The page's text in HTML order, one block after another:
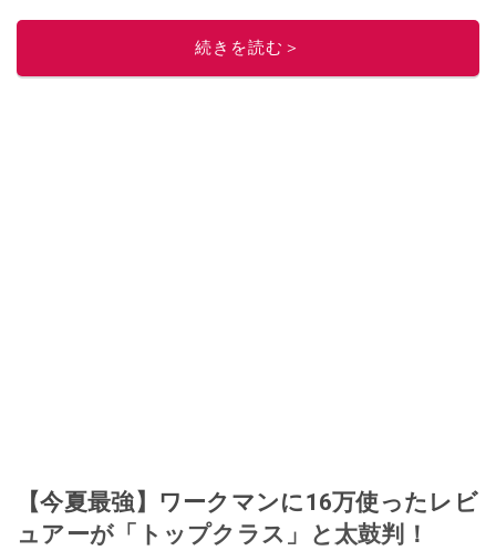
続きを読む＞
【今夏最強】ワークマンに16万使ったレビ
ュアーが「トップクラス」と太鼓判！